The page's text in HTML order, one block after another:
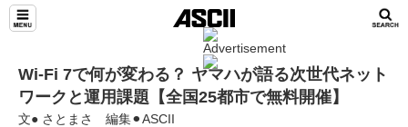
Wi-Fi 7で何が変わる？ ヤマハが語る次世代ネット
ワークと運用課題【全国25都市で無料開催】
文● さとまさ 編集⚫︎ASCII